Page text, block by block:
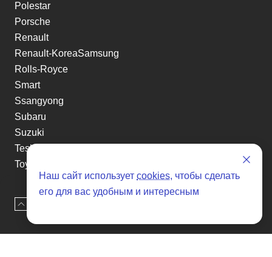
Polestar
Porsche
Renault
Renault-KoreaSamsung
Rolls-Royce
Smart
Ssangyong
Subaru
Suzuki
Tesla
Toyota
Volkswagen
Volvo
Xin yuan
Наш сайт использует cookies, чтобы сделать
его для вас удобным и интересным